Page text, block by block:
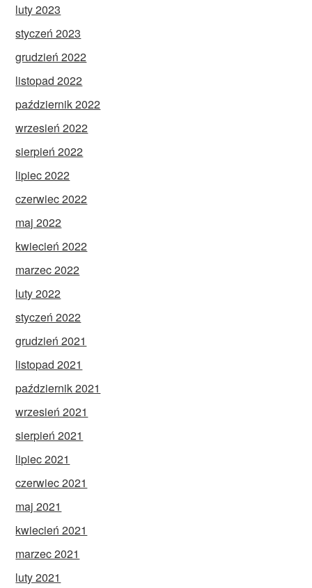
luty 2023
styczeń 2023
grudzień 2022
listopad 2022
październik 2022
wrzesień 2022
sierpień 2022
lipiec 2022
czerwiec 2022
maj 2022
kwiecień 2022
marzec 2022
luty 2022
styczeń 2022
grudzień 2021
listopad 2021
październik 2021
wrzesień 2021
sierpień 2021
lipiec 2021
czerwiec 2021
maj 2021
kwiecień 2021
marzec 2021
luty 2021